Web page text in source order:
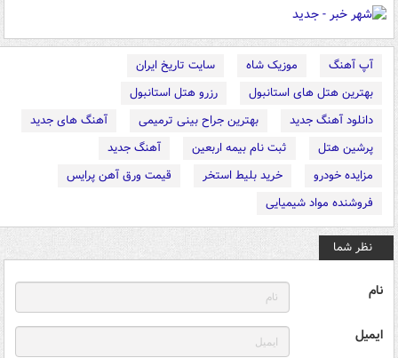
آپ آهنگ موزیک شاه
سایت تاریخ ایران
بهترین هتل های استانبول
رزرو هتل استانبول
دانلود آهنگ جدید
بهترین جراح بینی ترمیمی
آهنگ های جدید
پرشین هتل
ثبت نام بیمه اربعین
آهنگ جدید
مزایده خودرو
خرید بلیط استخر
قیمت ورق آهن پرایس
فروشنده مواد شیمیایی
نظر شما
نام
ایمیل